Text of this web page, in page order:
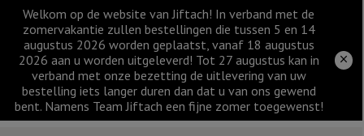
Welkom op de website van Jiftach! In verband met de
zomervakantie zullen bestellingen die tussen 5 en 14
augustus 2026 worden geplaatst, vanaf 18 augustus
2026 aan u worden uitgeleverd! Tot 27 augustus kan in
verband met onze bezetting de uitlevering van uw
bestelling iets langer duren dan dat u van ons gewend
bent. Namens Team Jiftach een fijne zomer toegewenst!